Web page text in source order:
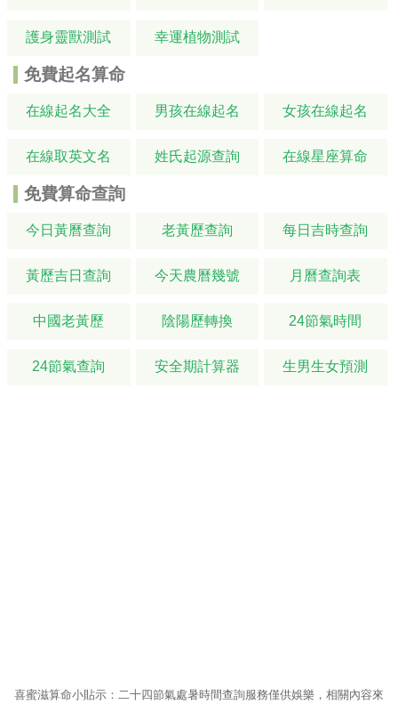
護身靈獸測試 幸運植物測試
免費起名算命
在線起名大全 男孩在線起名 女孩在線起名
在線取英文名 姓氏起源查詢 在線星座算命
免費算命查詢
今日黃曆查詢 老黃歷查詢 每日吉時查詢
黃歷吉日查詢 今天農曆幾號 月曆查詢表
中國老黃歷 陰陽歷轉換 24節氣時間
24節氣查詢 安全期計算器 生男生女預測
喜蜜滋算命小貼示：二十四節氣處暑時間查詢服務僅供娛樂，相關內容來